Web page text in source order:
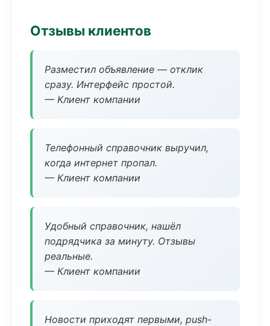
Отзывы клиентов
Разместил объявление — отклик
сразу. Интерфейс простой.
— Клиент компании
Телефонный справочник выручил,
когда интернет пропал.
— Клиент компании
Удобный справочник, нашёл
подрядчика за минуту. Отзывы
реальные.
— Клиент компании
Новости приходят первыми, push-